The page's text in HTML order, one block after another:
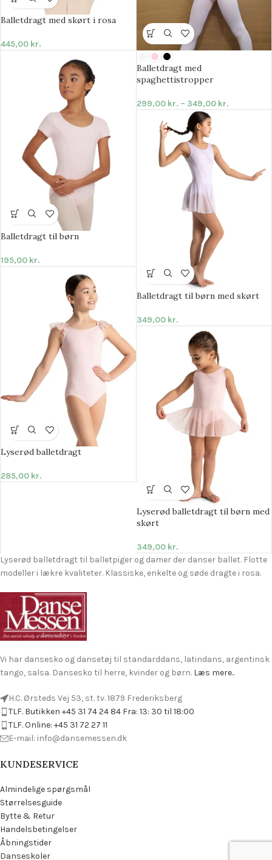
Balletdragt med skørt i rosa
445,00 kr.
Balletdragt med
spaghettistropper
299,00 kr. – 349,00 kr.
Balletdragt til børn
195,00 kr.
Balletdragt til børn med skørt
349,00 kr.
Lyserød balletdragt
285,00 kr.
Lyserød balletdragt til børn med
skørt
349,00 kr.
Lyserød balletdragt til balletpiger og damer der danser ballet. Flotte
modeller i lækre kvaliteter. Klassiske, enkelte og søde dragte i rosa.
Vi har dansesko og dansetøj til standarddans, latindans, argentinsk
tango, salsa. Dansesko til herre, kvinder og børn. Læs mere..
H.C. Ørsteds Vej 53, st. tv. 1879 Frederiksberg
TLF. Butikken +45 31 74 24 84 Fra: 13: 30 til 18:00
TLF. Online: +45 31 72 27 11
E-mail: info@dansemessen.dk
KUNDESERVICE
Almindelige spørgsmål
Størrelsesguide
Bytte & Retur
Handelsbetingelser
Åbningstider
Danseskoler